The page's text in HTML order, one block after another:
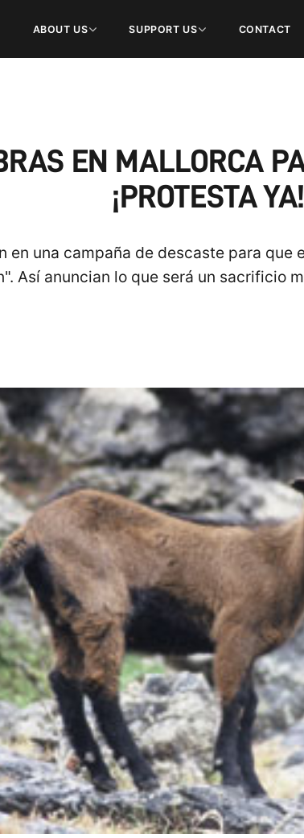
ABOUT US SUPPORT US CONTACT
EN MALLORCA
¡PROTESTA YA!
en una campaña de descaste para
Así anuncian lo que será un sacrificio